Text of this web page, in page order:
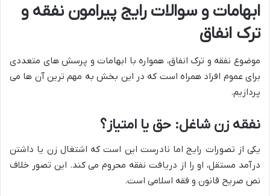
ابهامات و سوالات رایج پیرامون نفقه و
ترک انفاق
موضوع نفقه و ترک انفاق، همواره با ابهامات و پرسش های متعددی
برای عموم افراد همراه است که در این بخش به مهم ترین آن ها می
پردازیم.
نفقه زن شاغل: حق یا امتیاز؟
یکی از تصورات رایج اما نادرست این است که اشتغال زن یا داشتن
درآمد مستقل، او را از دریافت نفقه محروم می کند. این تصور خلاف
نص صریح قانون و فقه اسلامی است.